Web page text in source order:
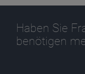
Haben Sie
benötigen
Name
CPref
Anbieter
D&C
Zweck